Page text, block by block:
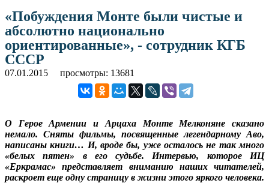
«Побуждения Монте были чистые и
абсолютно национально
ориентированные», - сотрудник КГБ
СССР
07.01.2015 просмотры: 13681
О Герое Армении и Арцаха Монте Мелконяне сказано
немало. Сняты фильмы, посвященные легендарному Аво,
написаны книги… И, вроде бы, уже осталось не так много
«белых пятен» в его судьбе. Интервью, которое ИЦ
«Еркрамас» представляет вниманию наших читателей,
раскроет еще одну страницу в жизни этого яркого человека.